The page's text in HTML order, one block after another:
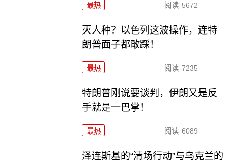
最热 阅读 5672
灭人种？以色列这波操作，连特
朗普面子都敢踩！
最热 阅读 7235
特朗普刚说要谈判，伊朗又是反
手就是一巴掌！
最热 阅读 6089
泽连斯基的“清场行动”与乌克兰的